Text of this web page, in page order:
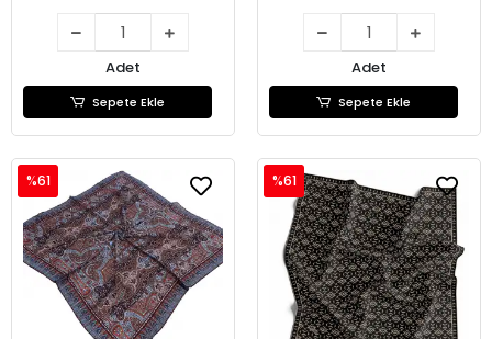
Adet
Sepete Ekle
Adet
Sepete Ekle
%61 %61